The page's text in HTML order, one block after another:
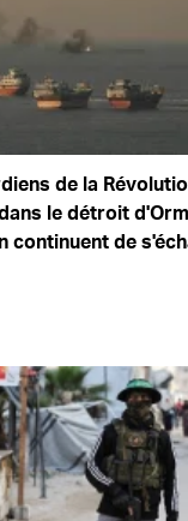
de la
le détroit
continuent de